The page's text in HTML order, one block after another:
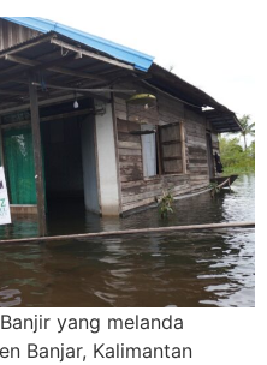
yang melanda
Banjar, Kalimantan